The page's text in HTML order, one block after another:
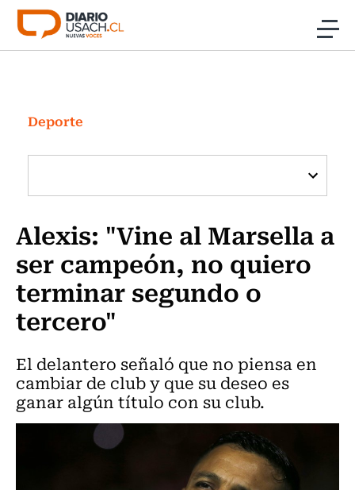
Click acá para ir directamente al contenido
Investigación
Cultura
Programas Radio y TV Usach
Deporte
Alexis: "Vine al Marsella a
ser campeón, no quiero
terminar segundo o
tercero"
El delantero señaló que no piensa en
cambiar de club y que su deseo es
ganar algún título con su club.